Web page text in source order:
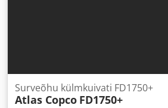
Surveõhu külmkuivati FD1750+
Atlas Copco FD1750+